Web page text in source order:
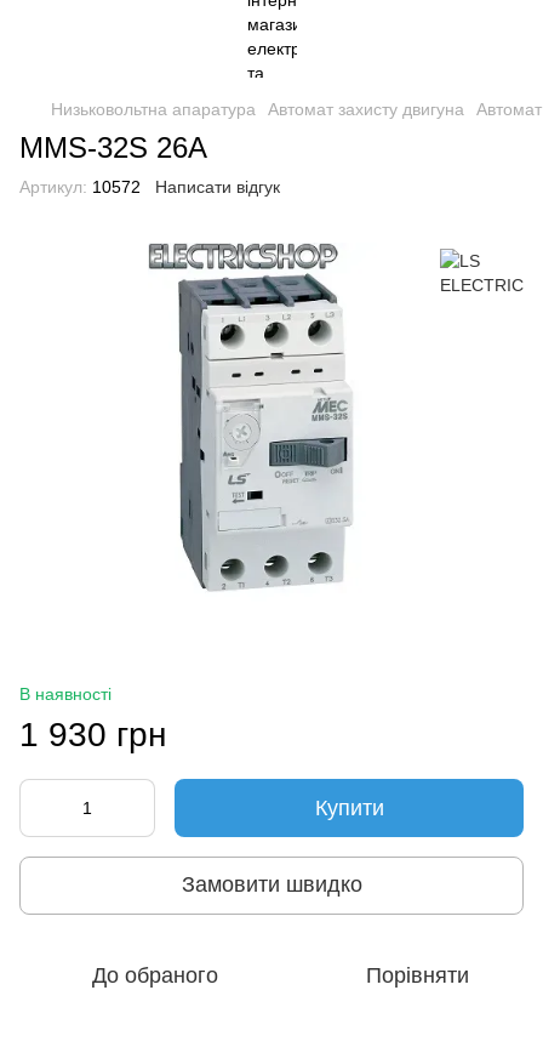
Низьковольтна апаратура Автомат захисту двигуна
MMS-32S 26A
Артикул: 10572 Написати відгук
В наявності
1 930 грн
Купити
Замовити швидко
До обраного Порівняти